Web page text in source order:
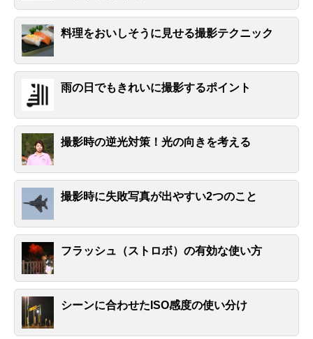
料理をおいしそうに見せる撮影テクニック
雨の日でもきれいに撮影するポイント
撮影時の逆光対策！光の向きを考える
撮影時に失敗写真が出やすい2つのこと
フラッシュ（ストロボ）の有効な使い方
シーンに合わせたISO感度の使い分け